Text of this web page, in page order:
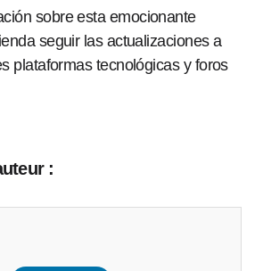
sobre esta emocionante
seguir las actualizaciones a
plataformas tecnológicas y foros
: